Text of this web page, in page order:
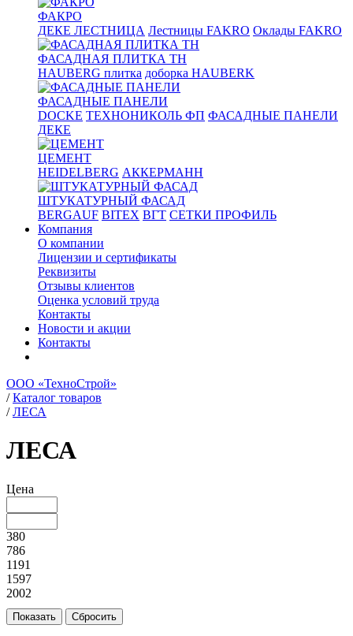
ФАКРО
ДЕКЕ ЛЕСТНИЦА Лестницы FAKRO Оклады FAKRO
ФАСАДНАЯ ПЛИТКА ТН
HAUBERG плитка доборка HAUBERK
ФАСАДНЫЕ ПАНЕЛИ
DOCKE ТЕХНОНИКОЛЬ ФП ФАСАДНЫЕ ПАНЕЛИ
ДЕКЕ
ЦЕМЕНТ
HEIDELBERG АККЕРМАНН
ШТУКАТУРНЫЙ ФАСАД
BERGAUF BITEX ВГТ СЕТКИ ПРОФИЛЬ
Компания
О компании
Лицензии и сертификаты
Реквизиты
Отзывы клиентов
Оценка условий труда
Контакты
Новости и акции
Контакты
ООО «ТехноСтрой»
/ Каталог товаров
/ ЛЕСА
ЛЕСА
Цена
380
786
1191
1597
2002